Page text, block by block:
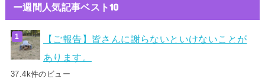
ー週間人気記事ベスト10
【ご報告】皆さんに謝らないといけないことが
あります。
37.4k件のビュー